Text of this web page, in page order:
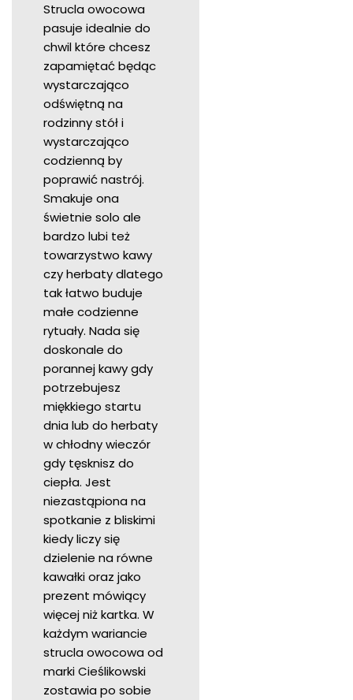
Strucla owocowa
pasuje idealnie do
chwil które chcesz
zapamiętać będąc
wystarczająco
odświętną na
rodzinny stół i
wystarczająco
codzienną by
poprawić nastrój.
Smakuje ona
świetnie solo ale
bardzo lubi też
towarzystwo kawy
czy herbaty dlatego
tak łatwo buduje
małe codzienne
rytuały. Nada się
doskonale do
porannej kawy gdy
potrzebujesz
miękkiego startu
dnia lub do herbaty
w chłodny wieczór
gdy tęsknisz do
ciepła. Jest
niezastąpiona na
spotkanie z bliskimi
kiedy liczy się
dzielenie na równe
kawałki oraz jako
prezent mówiący
więcej niż kartka. W
każdym wariancie
strucla owocowa od
marki Cieślikowski
zostawia po sobie